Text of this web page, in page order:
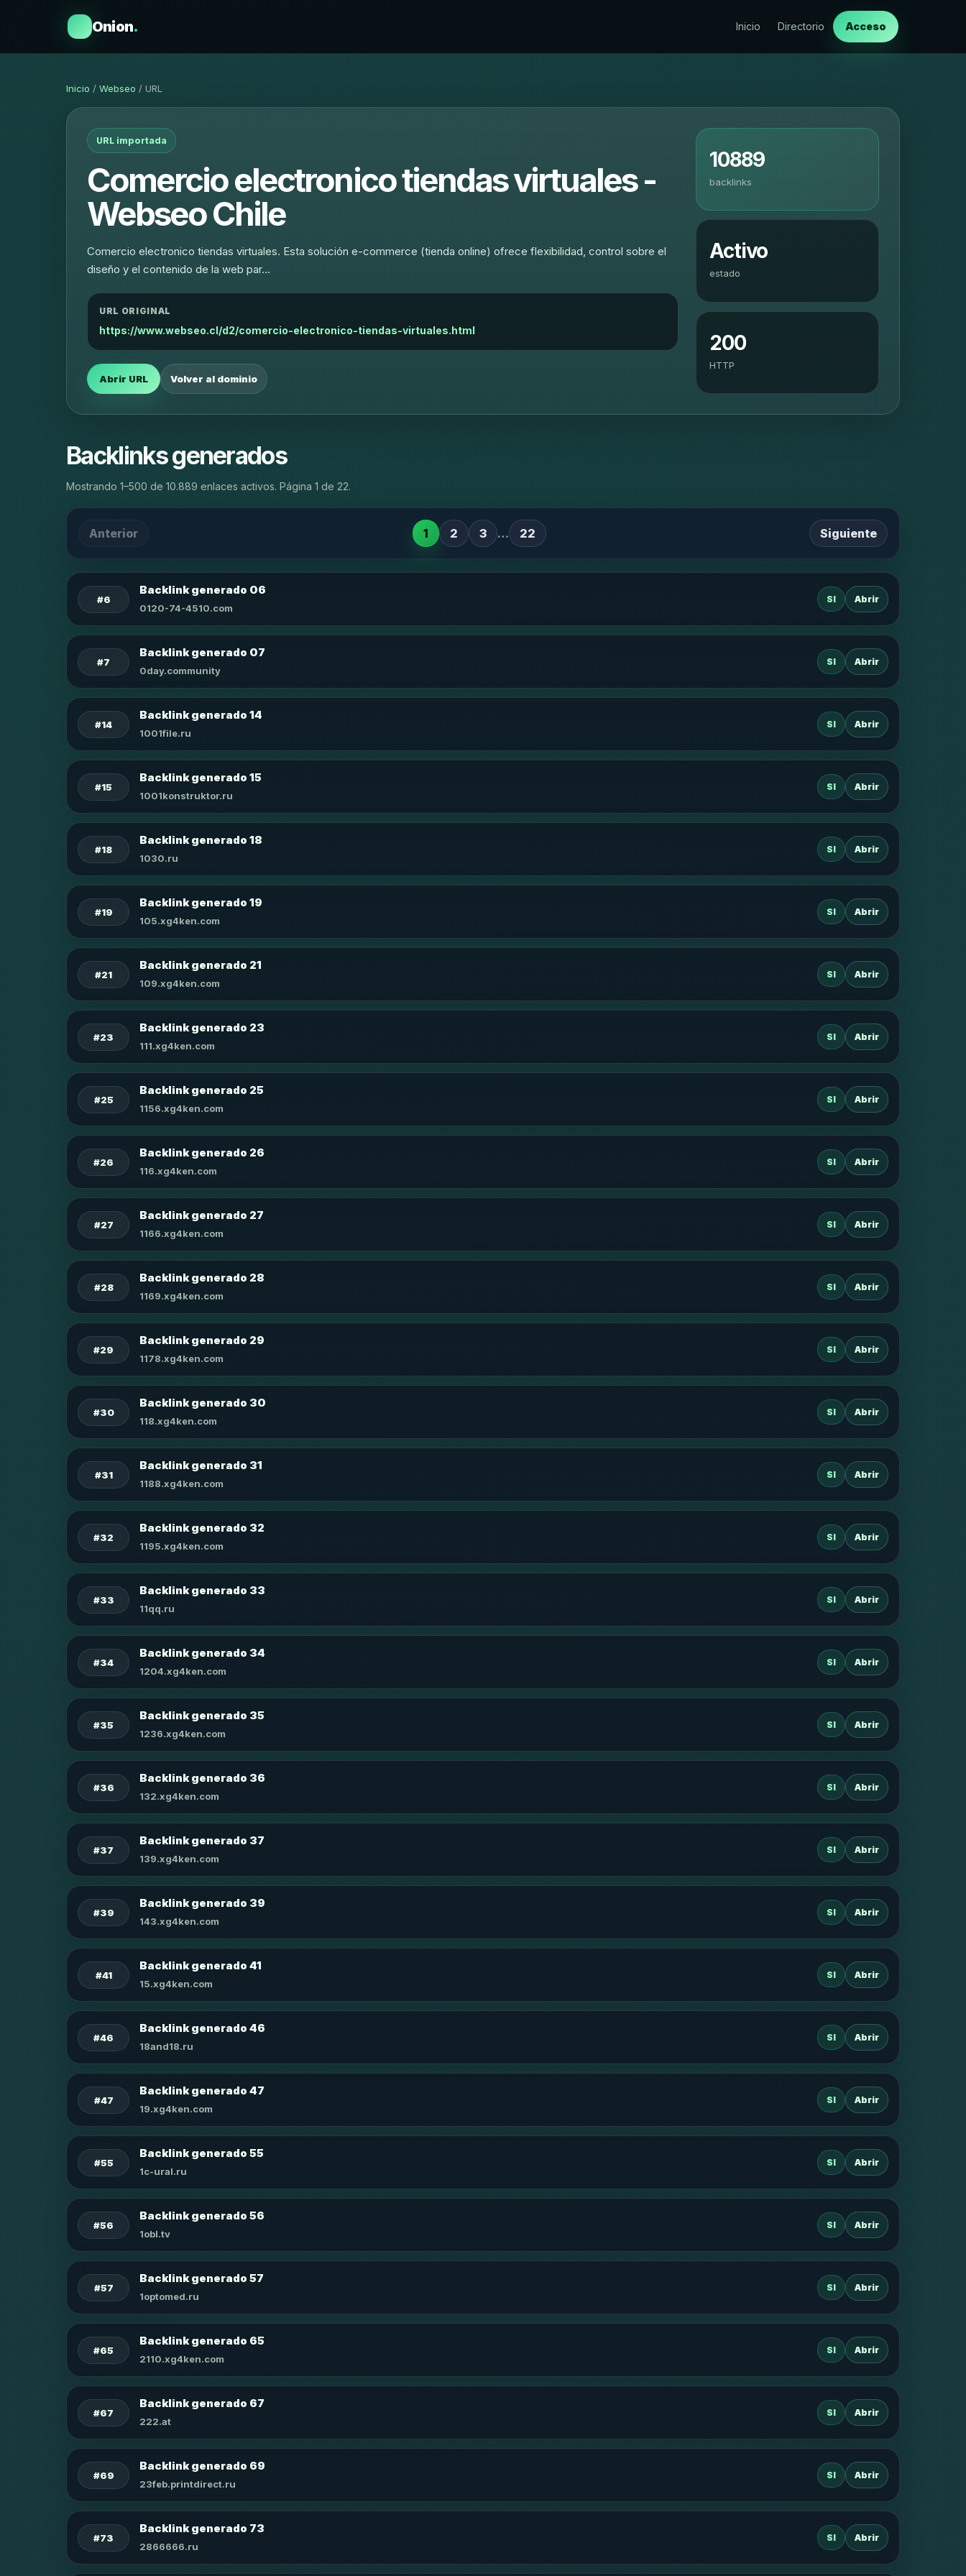
Onion. Inicio Directorio Acceso
Inicio / Webseo / URL
URL importada
Comercio electronico tiendas virtuales -
Webseo Chile
Comercio electronico tiendas virtuales. Esta solución e-commerce (tienda online) ofrece flexibilidad, control sobre el
diseño y el contenido de la web par…
URL ORIGINAL
https://www.webseo.cl/d2/comercio-electronico-tiendas-virtuales.html
Abrir URL Volver al dominio
10889
backlinks
Activo
estado
200
HTTP
Backlinks generados
Mostrando 1–500 de 10.889 enlaces activos. Página 1 de 22.
Anterior 1 2 3 … 22 Siguiente
#6
Backlink generado 06
0120-74-4510.com
SI Abrir
#7
Backlink generado 07
0day.community
SI Abrir
#14
Backlink generado 14
1001file.ru
SI Abrir
#15
Backlink generado 15
1001konstruktor.ru
SI Abrir
#18
Backlink generado 18
1030.ru
SI Abrir
#19
Backlink generado 19
105.xg4ken.com
SI Abrir
#21
Backlink generado 21
109.xg4ken.com
SI Abrir
#23
Backlink generado 23
111.xg4ken.com
SI Abrir
#25
Backlink generado 25
1156.xg4ken.com
SI Abrir
#26
Backlink generado 26
116.xg4ken.com
SI Abrir
#27
Backlink generado 27
1166.xg4ken.com
SI Abrir
#28
Backlink generado 28
1169.xg4ken.com
SI Abrir
#29
Backlink generado 29
1178.xg4ken.com
SI Abrir
#30
Backlink generado 30
118.xg4ken.com
SI Abrir
#31
Backlink generado 31
1188.xg4ken.com
SI Abrir
#32
Backlink generado 32
1195.xg4ken.com
SI Abrir
#33
Backlink generado 33
11qq.ru
SI Abrir
#34
Backlink generado 34
1204.xg4ken.com
SI Abrir
#35
Backlink generado 35
1236.xg4ken.com
SI Abrir
#36
Backlink generado 36
132.xg4ken.com
SI Abrir
#37
Backlink generado 37
139.xg4ken.com
SI Abrir
#39
Backlink generado 39
143.xg4ken.com
SI Abrir
#41
Backlink generado 41
15.xg4ken.com
SI Abrir
#46
Backlink generado 46
18and18.ru
SI Abrir
#47
Backlink generado 47
19.xg4ken.com
SI Abrir
#55
Backlink generado 55
1c-ural.ru
SI Abrir
#56
Backlink generado 56
1obl.tv
SI Abrir
#57
Backlink generado 57
1optomed.ru
SI Abrir
#65
Backlink generado 65
2110.xg4ken.com
SI Abrir
#67
Backlink generado 67
222.at
SI Abrir
#69
Backlink generado 69
23feb.printdirect.ru
SI Abrir
#73
Backlink generado 73
2866666.ru
SI Abrir